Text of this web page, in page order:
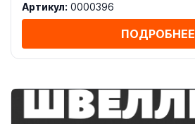
Артикул: 0000396
ПОДРОБНЕЕ